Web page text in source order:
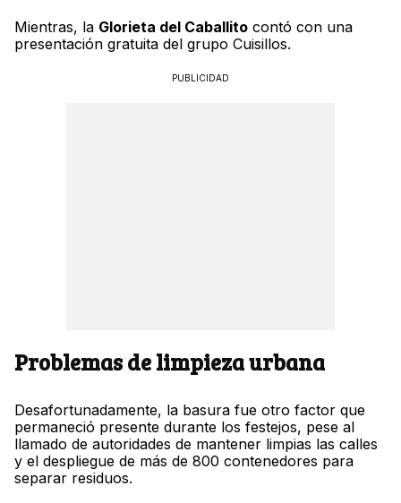
Mientras, la Glorieta del Caballito contó con una
presentación gratuita del grupo Cuisillos.
PUBLICIDAD
Problemas de limpieza urbana
Desafortunadamente, la basura fue otro factor que
permaneció presente durante los festejos, pese al
llamado de autoridades de mantener limpias las calles
y el despliegue de más de 800 contenedores para
separar residuos.